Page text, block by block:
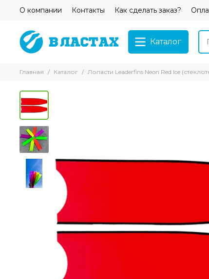
О компании Контакты Как сделать заказ?
Каталог
Главная Каталог Лопасти Leaderfins Neon Red Ice